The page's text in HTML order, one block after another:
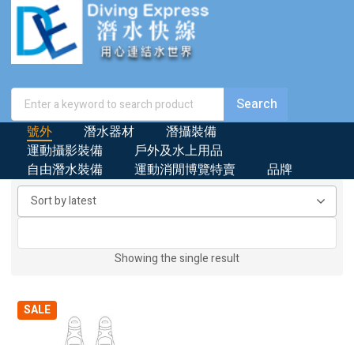
號外 潛水器材
潛攝裝備
運動攝影裝備
戶外及水上用品
自由潛水裝備
運動消閒博覽特賣 品牌
Showing the single result
SALE